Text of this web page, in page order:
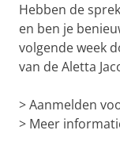
Hebben de
en ben je
volgende week
van de Aletta
> Aanmelden
> Meer